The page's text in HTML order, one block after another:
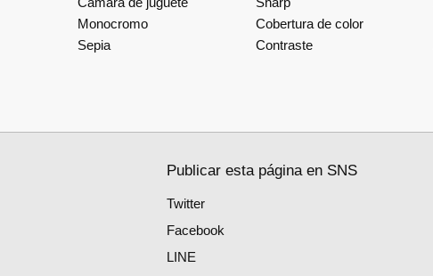
Monocromo
Sepia
Cobertura de color
Contraste
Publicar esta página en SNS
Twitter
Facebook
LINE